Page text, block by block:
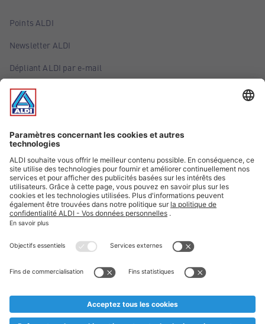
Points ALDI
Newsletter ALDI
Dépliant ALDI par e-mail
Offres
Infos essentielles
Suivez ALDI Belgique
Textes marqués d'un astérisque et mentions légales
* Nous vendons ces articles temporairement et jusqu'à
au cas où, malgré le planning bien étudié, nous serions
prématurément en rupture de stock. Prix Recupel et TVA incl.
** Sur ce site, l’utilisation de la forme masculine a été adoptée